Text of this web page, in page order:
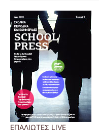
ΕΠΑΛΙΩΤΕΣ LIVE